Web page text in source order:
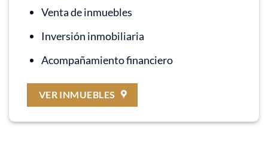
Venta de inmuebles
Inversión inmobiliaria
Acompañamiento financiero
VER INMUEBLES